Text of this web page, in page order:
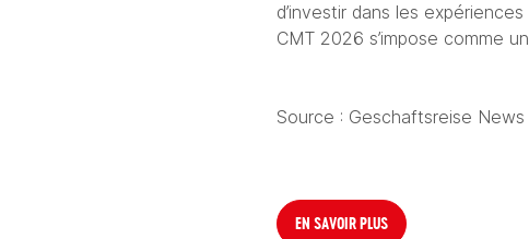
d’investir dans les
CMT 2026 s’impose comme
Source : Geschaftsreise
EN SAVOIR PLUS